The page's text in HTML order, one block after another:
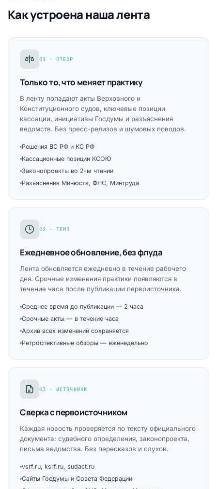
Как устроена наша лента
01 · ОТБОР
Только то, что меняет практику
В ленту попадают акты Верховного и
Конституционного судов, ключевые позиции
кассации, инициативы Госдумы и разъяснения
ведомств. Без пресс-релизов и шумовых поводов.
Решения ВС РФ и КС РФ
Кассационные позиции КСОЮ
Законопроекты во 2-м чтении
Разъяснения Минюста, ФНС, Минтруда
02 · ТЕМП
Ежедневное обновление, без флуда
Лента обновляется ежедневно в течение рабочего
дня. Срочные изменения практики появляются в
течение часа после публикации первоисточника.
Среднее время до публикации — 2 часа
Срочные акты — в течение часа
Архив всех изменений сохраняется
Ретроспективные обзоры — еженедельно
03 · ИСТОЧНИКИ
Сверка с первоисточником
Каждая новость проверяется по тексту официального
документа: судебного определения, законопроекта,
письма ведомства. Без пересказов и слухов.
vsrf.ru, ksrf.ru, sudact.ru
Сайты Госдумы и Совета Федерации